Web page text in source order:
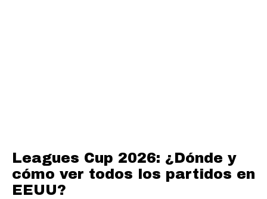
Leagues Cup 2026: ¿Dónde y
cómo ver todos los partidos en
EEUU?